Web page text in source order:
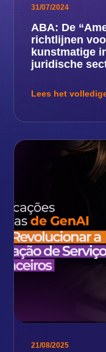
31/07/2024
ABA: De
richtlijnen
kunstmatige
juridische
Lees het
21/08/2025